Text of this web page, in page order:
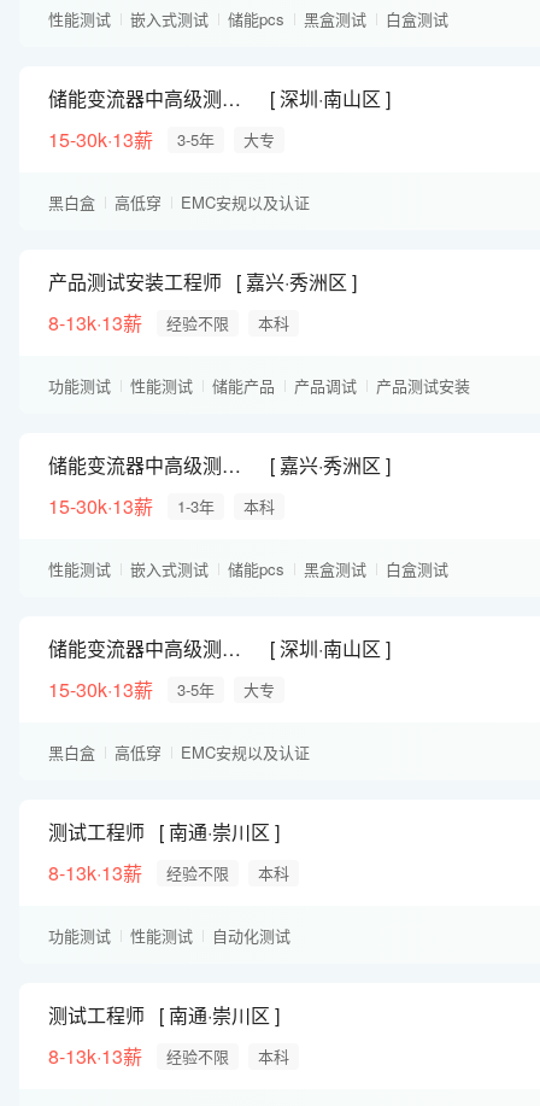
性能测试 嵌入式测试 储能pcs 黑盒测试 白盒测试
储能变流器中高级测试工程师
深圳·南山区
15-30k·13薪
3-5年 大专
黑白盒 高低穿 EMC安规以及认证
产品测试安装工程师
嘉兴·秀洲区
8-13k·13薪
经验不限 本科
功能测试 性能测试 储能产品 产品调试 产品测试安装
储能变流器中高级测试工程师
嘉兴·秀洲区
15-30k·13薪
1-3年 本科
性能测试 嵌入式测试 储能pcs 黑盒测试 白盒测试
储能变流器中高级测试工程师
深圳·南山区
15-30k·13薪
3-5年 大专
黑白盒 高低穿 EMC安规以及认证
测试工程师
南通·崇川区
8-13k·13薪
经验不限 本科
功能测试 性能测试 自动化测试
测试工程师
南通·崇川区
8-13k·13薪
经验不限 本科